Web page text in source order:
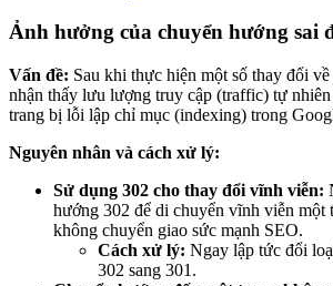
Ảnh hưởng của chuyển hướng sai
Vấn đề: Sau khi thực hiện một số thay đổi
nhận thấy lưu lượng truy cập (traffic) tự nhiên
trang bị lỗi lập chỉ mục (indexing) trong
Nguyên nhân và cách xử lý:
Sử dụng 302 cho thay đổi vĩnh viễn:
hướng 302 để di chuyển vĩnh viễn một
không chuyển giao sức mạnh SEO.
Cách xử lý: Ngay lập tức đổi
302 sang 301.